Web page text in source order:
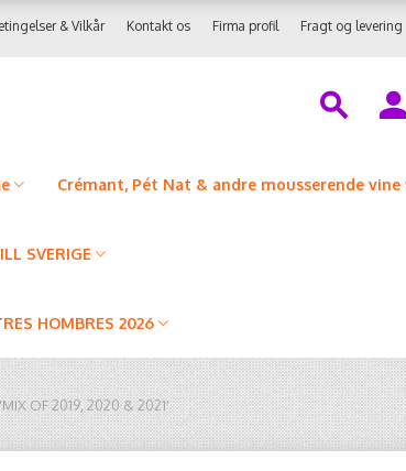
Fragt og levering
Firma profil
Kontakt os
& Vilkår
Crémant, Pét Nat & andre mousserende vine
SVERIGE
HOMBRES 2026
OF 2019, 2020 & 2021'